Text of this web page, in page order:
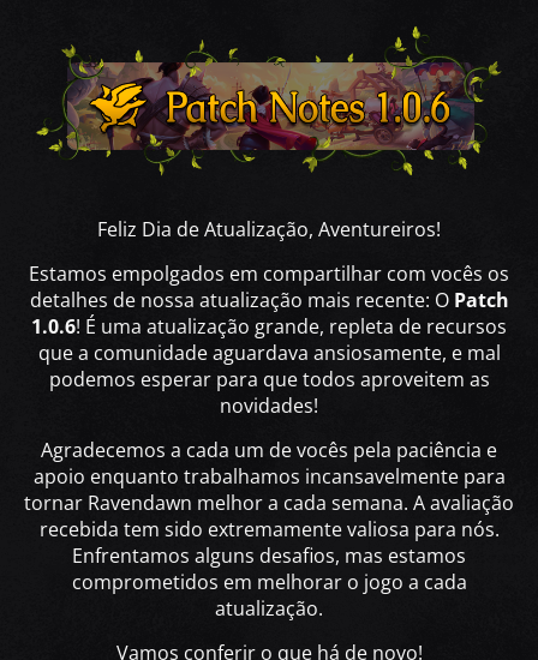
Feliz Dia de Atualização, Aventureiros!
Estamos empolgados em compartilhar com vocês os
detalhes de nossa atualização mais recente: O Patch
1.0.6! É uma atualização grande, repleta de recursos
que a comunidade aguardava ansiosamente, e mal
podemos esperar para que todos aproveitem as
novidades!
Agradecemos a cada um de vocês pela paciência e
apoio enquanto trabalhamos incansavelmente para
tornar Ravendawn melhor a cada semana. A avaliação
recebida tem sido extremamente valiosa para nós.
Enfrentamos alguns desafios, mas estamos
comprometidos em melhorar o jogo a cada
atualização.
Vamos conferir o que há de novo!